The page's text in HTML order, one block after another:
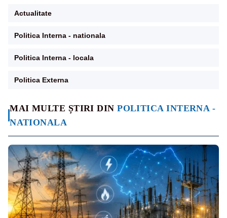
MAI MULTE ȘTIRI DINPOLITICA INTERNA -
NATIONALA
Actualitate
Politica Interna - nationala
Politica Interna - locala
Politica Externa